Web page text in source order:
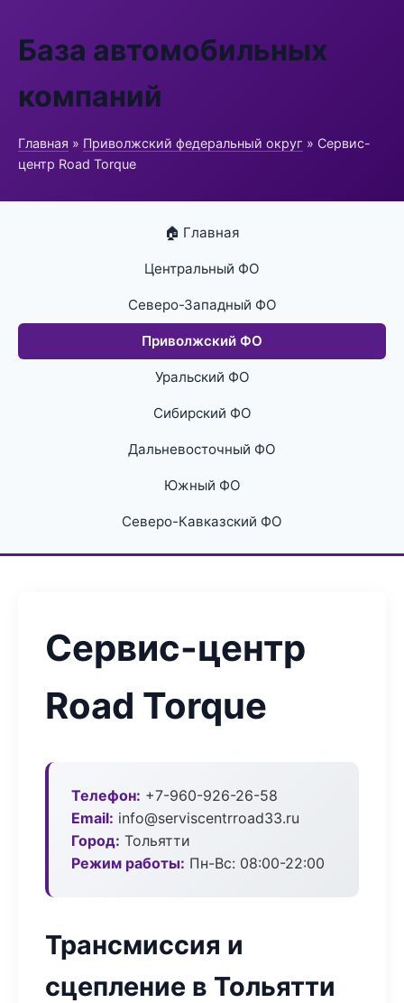
База автомобильных
компаний
Главная » Приволжский федеральный округ » Сервис-
центр Road Torque
🏠 Главная
Центральный ФО
Северо-Западный ФО
Приволжский ФО
Уральский ФО
Сибирский ФО
Дальневосточный ФО
Южный ФО
Северо-Кавказский ФО
Сервис-центр
Road Torque
Телефон: +7-960-926-26-58
Email: info@serviscentrroad33.ru
Город: Тольятти
Режим работы: Пн-Вс: 08:00-22:00
Трансмиссия и
сцепление в Тольятти